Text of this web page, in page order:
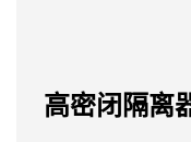
高密闭隔离